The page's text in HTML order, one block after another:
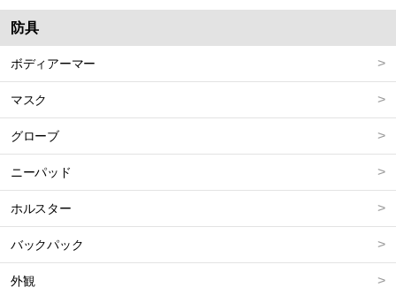
防具
ボディアーマー
マスク
グローブ
ニーパッド
ホルスター
バックパック
外観